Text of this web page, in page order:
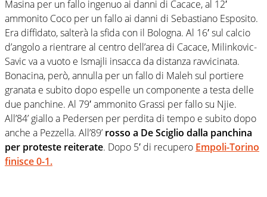
Masina per un fallo ingenuo ai danni di Cacace, al 12′
ammonito Coco per un fallo ai danni di Sebastiano Esposito.
Era diffidato, salterà la sfida con il Bologna. Al 16′ sul calcio
d’angolo a rientrare al centro dell’area di Cacace, Milinkovic-
Savic va a vuoto e Ismajli insacca da distanza ravvicinata.
Bonacina, però, annulla per un fallo di Maleh sul portiere
granata e subito dopo espelle un componente a testa delle
due panchine. Al 79′ ammonito Grassi per fallo su Njie.
All’84’ giallo a Pedersen per perdita di tempo e subito dopo
anche a Pezzella. All’89’ rosso a De Sciglio dalla panchina
per proteste reiterate. Dopo 5′ di recupero Empoli-Torino
finisce 0-1.